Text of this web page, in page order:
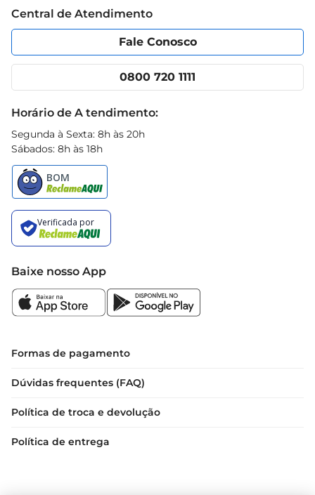
Política de Privacidade
Portal do fornecedor
Cencosud Media
Código de Ética
App Prezunic
Central de Atendimento
Fale Conosco
0800 720 1111
Horário de A tendimento:
Segunda à Sexta: 8h às 20h
Sábados: 8h às 18h
Baixe nosso App
Formas de pagamento
Dúvidas frequentes (FAQ)
Política de troca e devolução
Política de entrega